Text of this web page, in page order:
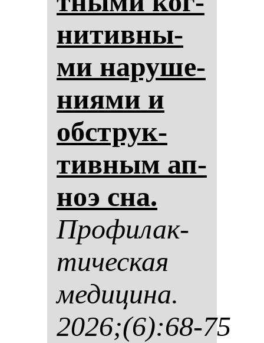
ни­тив­ны­
ми на­ру­ше­
ни­ями и
обструк­
тив­ным ап­
ноэ сна.
Про­фи­лак­
ти­чес­кая
ме­ди­ци­на.
2026;(6):68-75